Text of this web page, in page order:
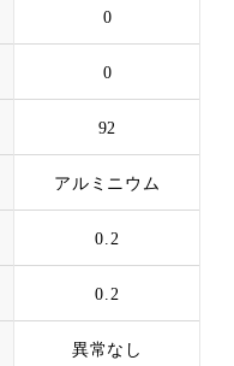
0
0
92
アルミニウム
0.2
0.2
異常なし